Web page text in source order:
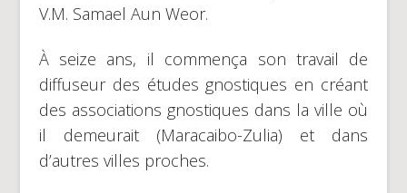
V.M. Samael Aun Weor.
À seize ans, il commença son travail de
diffuseur des études gnostiques en créant
des associations gnostiques dans la ville où
il demeurait (Maracaibo-Zulia) et dans
d’autres villes proches.